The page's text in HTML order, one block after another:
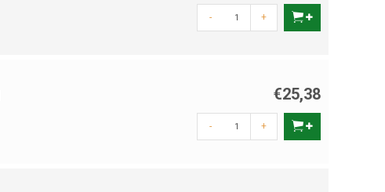
- +
€25,38
- +